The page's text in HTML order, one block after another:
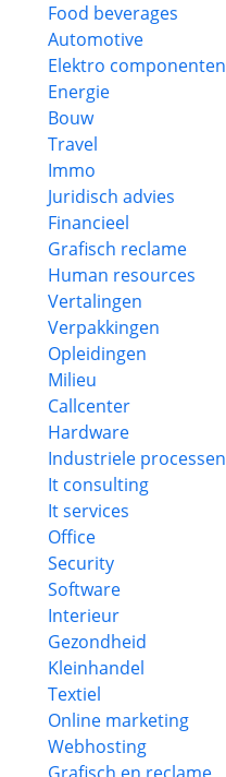
Food beverages
Automotive
Elektro componenten
Energie
Bouw
Travel
Immo
Juridisch advies
Financieel
Grafisch reclame
Human resources
Vertalingen
Verpakkingen
Opleidingen
Milieu
Callcenter
Hardware
Industriele processen
It consulting
It services
Office
Security
Software
Interieur
Gezondheid
Kleinhandel
Textiel
Online marketing
Webhosting